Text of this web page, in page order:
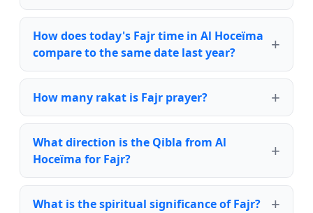
How does today's Fajr time in Al Hoceïma
compare to the same date last year?
How many rakat is Fajr prayer?
What direction is the Qibla from Al
Hoceïma for Fajr?
What is the spiritual significance of Fajr?